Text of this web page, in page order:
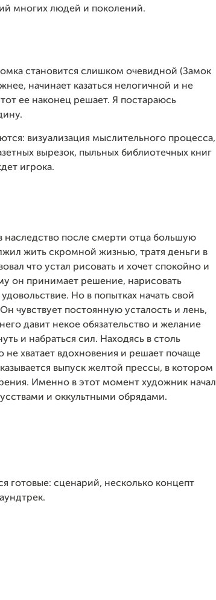
многих людей и поколений.
становится слишком очевидной (Замок
начинает казаться нелогичной и не
ее наконец решает. Я постараюсь
визуализация мыслительного процесса,
вырезок, пыльных библиотечных книг
игрока.
наследство после смерти отца большую
жить скромной жизнью, тратя деньги в
что устал рисовать и хочет спокойно и
он принимает решение, нарисовать
Но в попытках начать свой
чувствует постоянную усталость и лень,
давит некое обязательство и желание
и набраться сил. Находясь в столь
хватает вдохновения и решает почаще
выпуск желтой прессы, в котором
Именно в этот момент художник начал
и оккультными обрядами.
готовые: сценарий, несколько концепт